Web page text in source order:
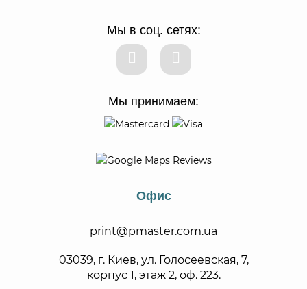
Мы в соц. сетях:
Мы принимаем:
Офис
print@pmaster.com.ua
03039, г. Киев, ул. Голосеевская, 7,
корпус 1, этаж 2, оф. 223.